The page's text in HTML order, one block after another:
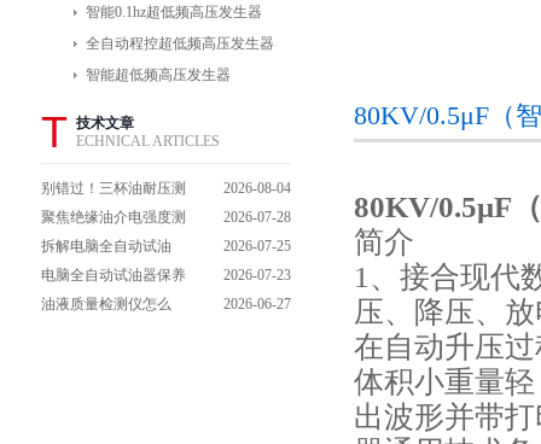
智能0.1hz超低频高压发生器
全自动程控超低频高压发生器
智能超低频高压发生器
T 技术文章
ECHNICAL ARTICLES
别错过！三杯油耐压测
试仪操作流程全解析，
一步到位不踩坑
2026-08-04
聚焦绝缘油介电强度测
试仪：那些决定检测效
能的关键特点
2026-07-28
拆解电脑全自动试油
器：核心组成部件，藏
着哪些硬核运行逻辑？
2026-07-25
电脑全自动试油器保养
全攻略：轻松延长设备
2026-07-23
油液质量检测仪怎么
2026-06-27
80KV/0.5μF（
80KV/0.5μF
简介
1、接合现代
压、降压、
在自动升压
体积小重量
出波形并带